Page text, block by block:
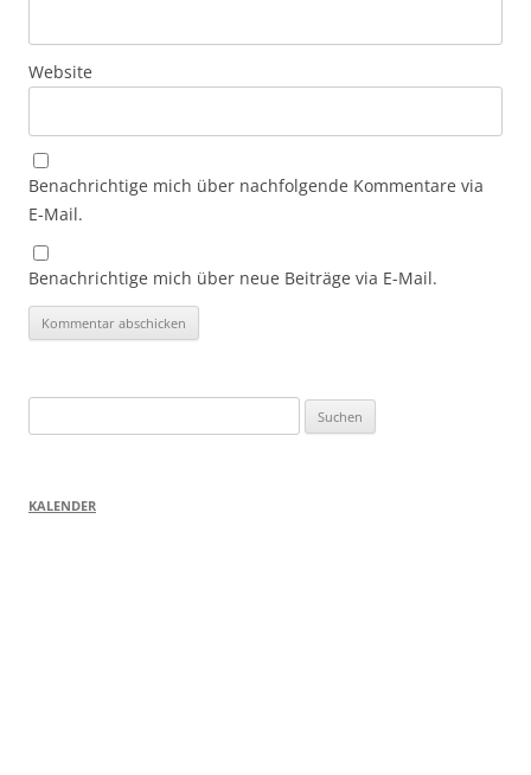
Website
Benachrichtige mich über nachfolgende Kommentare via
E-Mail.
Benachrichtige mich über neue Beiträge via E-Mail.
nach:
KALENDER